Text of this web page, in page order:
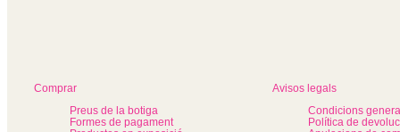
Comprar
Preus de la botiga
Formes de pagament
Avisos legals
Condicions
Política de